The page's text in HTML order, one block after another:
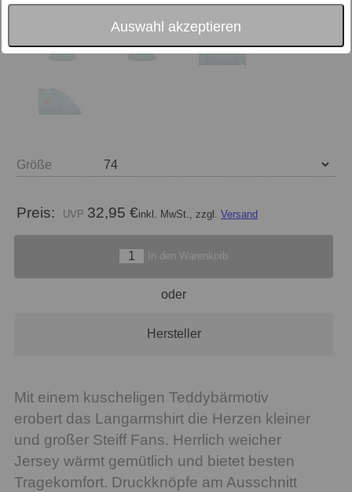
Auswahl akzeptieren
Größe
Preis: 32,95 €inkl. MwSt., zzgl. Versand
In den Warenkorb
oder
Hersteller
Mit einem kuscheligen Teddybärmotiv
erobert das Langarmshirt die Herzen kleiner
und großer Steiff Fans. Herrlich weicher
Jersey wärmt gemütlich und bietet besten
Tragekomfort. Druckknöpfe am Ausschnitt